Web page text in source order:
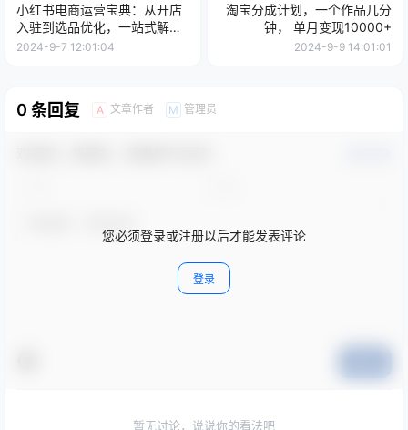
小红书电商运营宝典：从开店
入驻到选品优化，一站式解决
你的电商难题
2024-9-7 12:01:04
淘宝分成计划，一个作品几分
钟， 单月变现10000+
2024-9-9 14:01:01
0 条回复 A 文章作者 M 管理员
您必须登录或注册以后才能发表评论
登录
暂无讨论，说说你的看法吧